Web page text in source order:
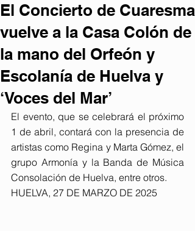
El Concierto de Cuaresma
vuelve a la Casa Colón de
la mano del Orfeón y
Escolanía de Huelva y
‘Voces del Mar’
El evento, que se celebrará el próximo
1 de abril, contará con la presencia de
artistas como Regina y Marta Gómez, el
grupo Armonía y la Banda de Música
Consolación de Huelva, entre otros.
HUELVA, 27 DE MARZO DE 2025